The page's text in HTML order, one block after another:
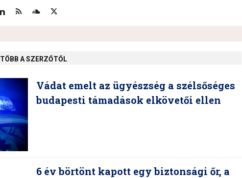
TÖBB A SZERZŐTŐL
Vádat emelt az ügyészség a szélsőséges
budapesti támadások elkövetői ellen
6 év börtönt kapott egy biztonsági őr, a